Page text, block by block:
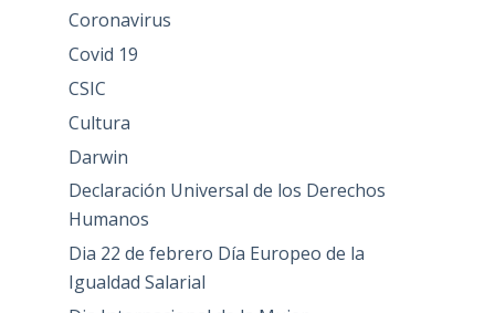
Coronavirus
Covid 19
CSIC
Cultura
Darwin
Declaración Universal de los Derechos
Humanos
Dia 22 de febrero Día Europeo de la
Igualdad Salarial